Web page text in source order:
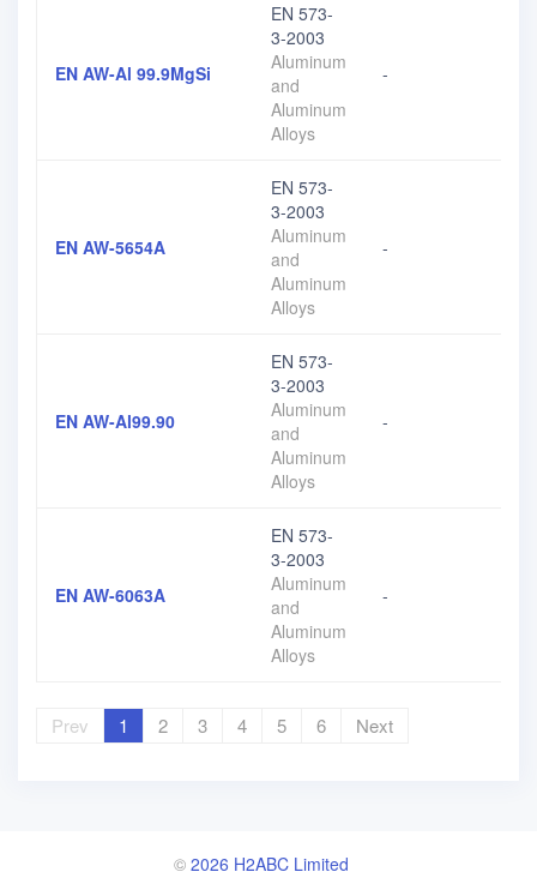
EN AW-Al 99.9MgSi
EN 573-
3-2003
Aluminum
and
Aluminum
Alloys
-
EN AW-5654A
EN 573-
3-2003
Aluminum
and
Aluminum
Alloys
-
EN AW-Al99.90
EN 573-
3-2003
Aluminum
and
Aluminum
Alloys
-
EN AW-6063A
EN 573-
3-2003
Aluminum
and
Aluminum
Alloys
-
Prev 1 2 3 4 5 6 Next
© 2026 H2ABC Limited